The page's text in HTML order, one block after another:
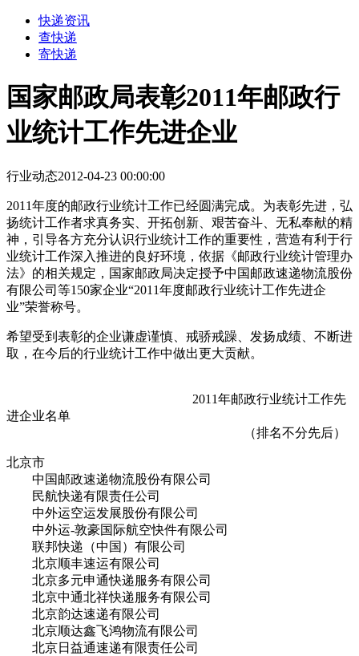
快递资讯
查快递
寄快递
国家邮政局表彰2011年邮政行
业统计工作先进企业
行业动态2012-04-23 00:00:00
2011年度的邮政行业统计工作已经圆满完成。为表彰先进，弘
扬统计工作者求真务实、开拓创新、艰苦奋斗、无私奉献的精
神，引导各方充分认识行业统计工作的重要性，营造有利于行
业统计工作深入推进的良好环境，依据《邮政行业统计管理办
法》的相关规定，国家邮政局决定授予中国邮政速递物流股份
有限公司等150家企业“2011年度邮政行业统计工作先进企
业”荣誉称号。
希望受到表彰的企业谦虚谨慎、戒骄戒躁、发扬成绩、不断进
取，在今后的行业统计工作中做出更大贡献。
2011年邮政行业统计工作先
进企业名单
（排名不分先后）
北京市
中国邮政速递物流股份有限公司
民航快递有限责任公司
中外运空运发展股份有限公司
中外运-敦豪国际航空快件有限公司
联邦快递（中国）有限公司
北京顺丰速运有限公司
北京多元申通快递服务有限公司
北京中通北祥快递服务有限公司
北京韵达速递有限公司
北京顺达鑫飞鸿物流有限公司
北京日益通速递有限责任公司